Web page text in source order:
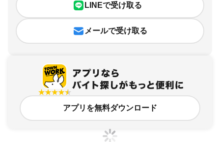
LINEで受け取る
メールで受け取る
アプリを無料ダウンロード